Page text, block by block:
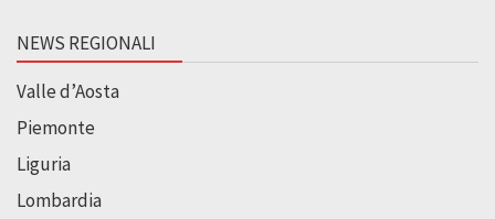
NEWS REGIONALI
Valle d’Aosta
Piemonte
Liguria
Lombardia